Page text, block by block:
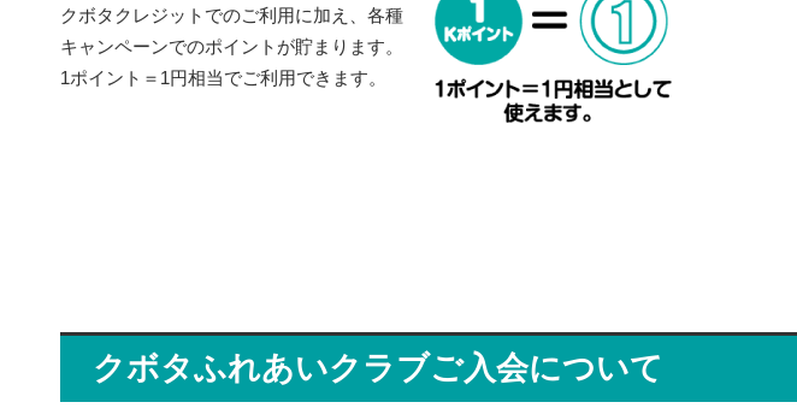
クボタクレジットでのご利用に加え、各種
キャンペーンでのポイントが貯まります。
1ポイント＝1円相当でご利用できます。
クボタふれあいクラブご入会について